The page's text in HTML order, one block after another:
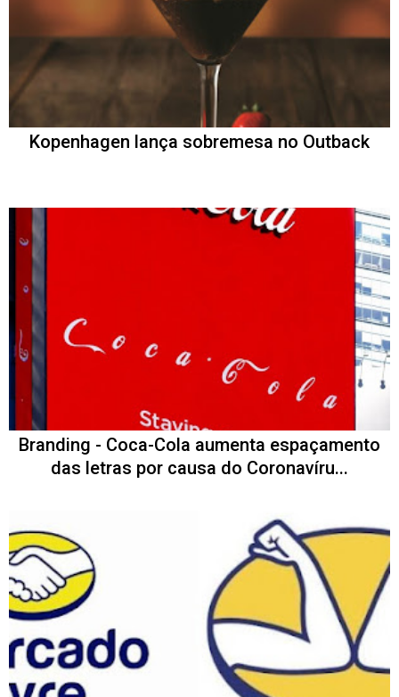
Kopenhagen lança sobremesa no Outback
Branding - Coca-Cola aumenta espaçamento
das letras por causa do Coronavíru...